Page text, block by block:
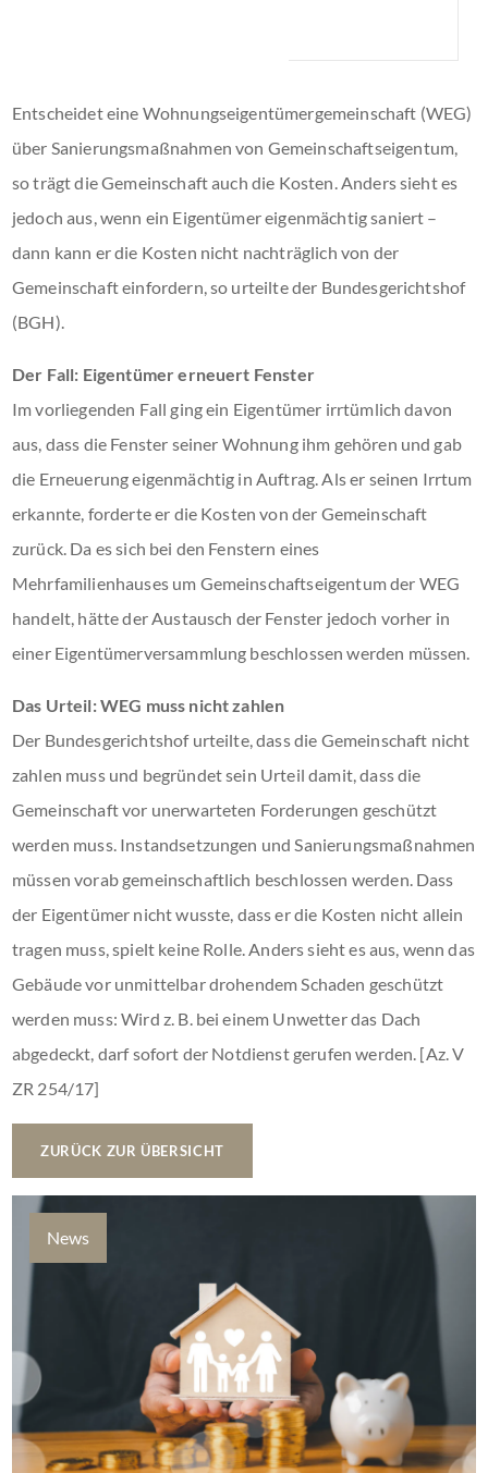
Entscheidet eine Wohnungseigentümergemeinschaft (WEG)
über Sanierungsmaßnahmen von Gemeinschaftseigentum,
so trägt die Gemeinschaft auch die Kosten. Anders sieht es
jedoch aus, wenn ein Eigentümer eigenmächtig saniert –
dann kann er die Kosten nicht nachträglich von der
Gemeinschaft einfordern, so urteilte der Bundesgerichtshof
(BGH).
Der Fall: Eigentümer erneuert Fenster
Im vorliegenden Fall ging ein Eigentümer irrtümlich davon
aus, dass die Fenster seiner Wohnung ihm gehören und gab
die Erneuerung eigenmächtig in Auftrag. Als er seinen Irrtum
erkannte, forderte er die Kosten von der Gemeinschaft
zurück. Da es sich bei den Fenstern eines
Mehrfamilienhauses um Gemeinschaftseigentum der WEG
handelt, hätte der Austausch der Fenster jedoch vorher in
einer Eigentümerversammlung beschlossen werden müssen.
Das Urteil: WEG muss nicht zahlen
Der Bundesgerichtshof urteilte, dass die Gemeinschaft nicht
zahlen muss und begründet sein Urteil damit, dass die
Gemeinschaft vor unerwarteten Forderungen geschützt
werden muss. Instandsetzungen und Sanierungsmaßnahmen
müssen vorab gemeinschaftlich beschlossen werden. Dass
der Eigentümer nicht wusste, dass er die Kosten nicht allein
tragen muss, spielt keine Rolle. Anders sieht es aus, wenn das
Gebäude vor unmittelbar drohendem Schaden geschützt
werden muss: Wird z. B. bei einem Unwetter das Dach
abgedeckt, darf sofort der Notdienst gerufen werden. [Az. V
ZR 254/17]
ZURÜCK ZUR ÜBERSICHT
News